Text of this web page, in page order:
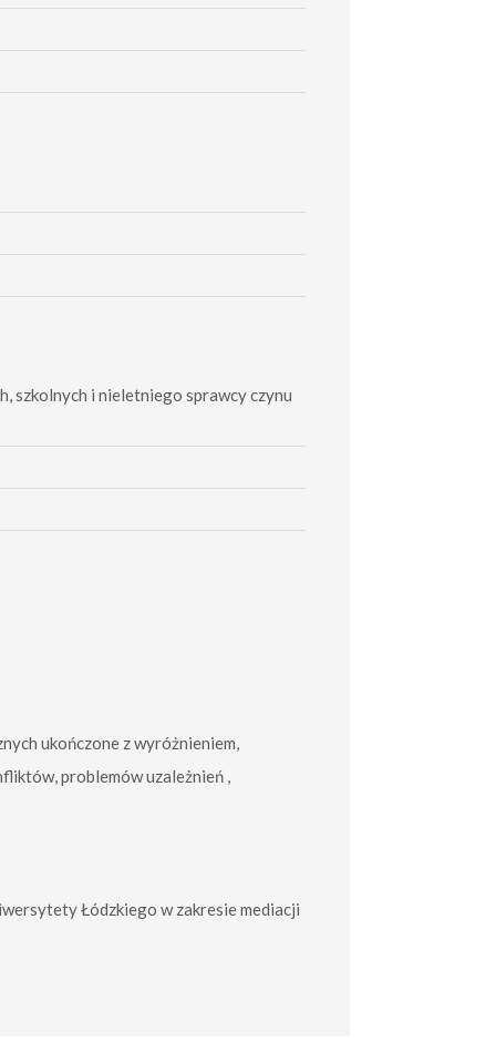
szkolnych i nieletniego sprawcy czynu
ukończone z wyróżnieniem,
problemów uzależnień ,
Łódzkiego w zakresie mediacji